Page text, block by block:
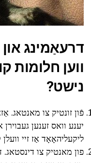
דרעאַמינג און
ווען חלומות
נישט?
פֿון זונטיק צו מאנטאג.
יענע וואס זענען
ליקעליהאָאָד אַז זיי
פון מאנטיק צו